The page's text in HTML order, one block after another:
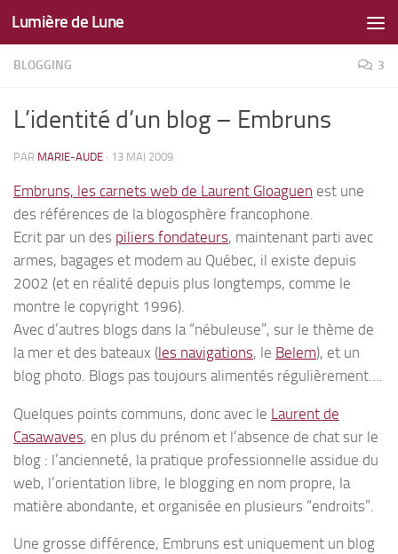
Skip to content
Lumière de Lune
BLOGGING 3
L’identité d’un blog – Embruns
PAR MARIE-AUDE · 13 MAI 2009
Embruns, les carnets web de Laurent Gloaguen est une
des références de la blogosphère francophone.
Ecrit par un des piliers fondateurs, maintenant parti avec
armes, bagages et modem au Québec, il existe depuis
2002 (et en réalité depuis plus longtemps, comme le
montre le copyright 1996).
Avec d’autres blogs dans la “nébuleuse”, sur le thème de
la mer et des bateaux (les navigations, le Belem), et un
blog photo. Blogs pas toujours alimentés régulièrement….
Quelques points communs, donc avec le Laurent de
Casawaves, en plus du prénom et l’absence de chat sur le
blog : l’ancienneté, la pratique professionnelle assidue du
web, l’orientation libre, le blogging en nom propre, la
matière abondante, et organisée en plusieurs “endroits”.
Une grosse différence, Embruns est uniquement un blog